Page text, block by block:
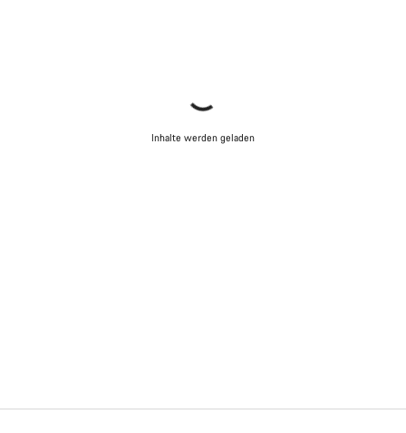
Inhalte werden geladen